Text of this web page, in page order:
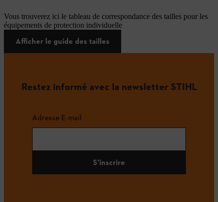
Vous trouverez ici le tableau de correspondance des tailles pour les
équipements de protection individuelle
Afficher le guide des tailles
Restez informé avec la newsletter STIHL
Adresse E-mail
S'inscrire